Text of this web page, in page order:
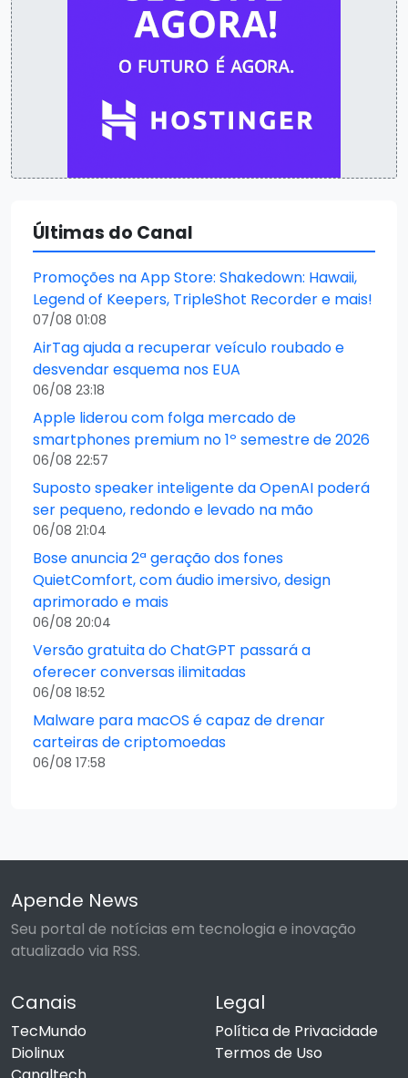
Últimas do Canal
Promoções na App Store: Shakedown: Hawaii,
Legend of Keepers, TripleShot Recorder e mais!
07/08 01:08
AirTag ajuda a recuperar veículo roubado e
desvendar esquema nos EUA
06/08 23:18
Apple liderou com folga mercado de
smartphones premium no 1º semestre de 2026
06/08 22:57
Suposto speaker inteligente da OpenAI poderá
ser pequeno, redondo e levado na mão
06/08 21:04
Bose anuncia 2ª geração dos fones
QuietComfort, com áudio imersivo, design
aprimorado e mais
06/08 20:04
Versão gratuita do ChatGPT passará a
oferecer conversas ilimitadas
06/08 18:52
Malware para macOS é capaz de drenar
carteiras de criptomoedas
06/08 17:58
Apende News
Seu portal de notícias em tecnologia e inovação
atualizado via RSS.
Canais
TecMundo
Diolinux
Legal
Política de Privacidade
Termos de Uso